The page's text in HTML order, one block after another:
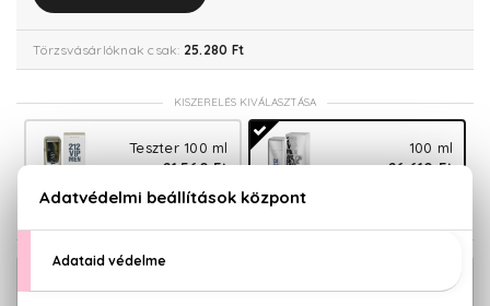
Törzsvásárlóknak csak: 25.280 Ft
KISZERELÉS KIVÁLASZTÁSA
Teszter 100 ml
21.560 Ft
100 ml
26.610 Ft
31.400 Ft